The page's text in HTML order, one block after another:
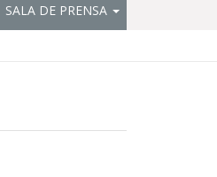
SALA DE PRENSA